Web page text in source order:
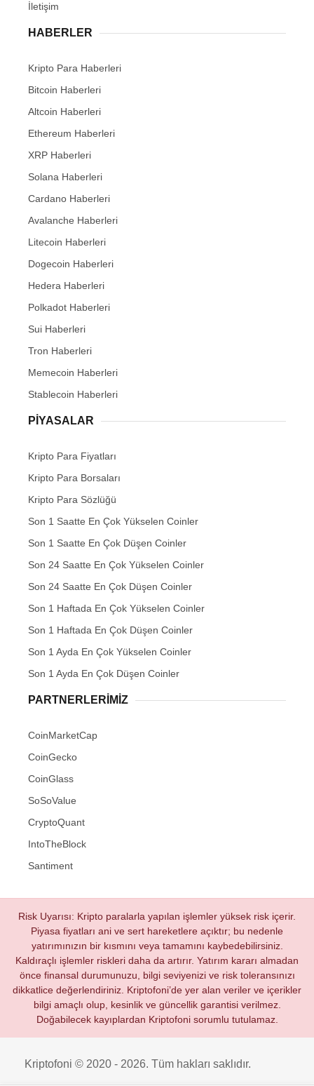
İletişim
HABERLER
Kripto Para Haberleri
Bitcoin Haberleri
Altcoin Haberleri
Ethereum Haberleri
XRP Haberleri
Solana Haberleri
Cardano Haberleri
Avalanche Haberleri
Litecoin Haberleri
Dogecoin Haberleri
Hedera Haberleri
Polkadot Haberleri
Sui Haberleri
Tron Haberleri
Memecoin Haberleri
Stablecoin Haberleri
PIYASALAR
Kripto Para Fiyatları
Kripto Para Borsaları
Kripto Para Sözlüğü
Son 1 Saatte En Çok Yükselen Coinler
Son 1 Saatte En Çok Düşen Coinler
Son 24 Saatte En Çok Yükselen Coinler
Son 24 Saatte En Çok Düşen Coinler
Son 1 Haftada En Çok Yükselen Coinler
Son 1 Haftada En Çok Düşen Coinler
Son 1 Ayda En Çok Yükselen Coinler
Son 1 Ayda En Çok Düşen Coinler
PARTNERLERIMIZ
CoinMarketCap
CoinGecko
CoinGlass
SoSoValue
CryptoQuant
IntoTheBlock
Santiment
Risk Uyarısı: Kripto paralarla yapılan işlemler yüksek risk içerir.
Piyasa fiyatları ani ve sert hareketlere açıktır; bu nedenle
yatırımınızın bir kısmını veya tamamını kaybedebilirsiniz.
Kaldıraçlı işlemler riskleri daha da artırır. Yatırım kararı almadan
önce finansal durumunuzu, bilgi seviyenizi ve risk toleransınızı
dikkatlice değerlendiriniz. Kriptofoni’de yer alan veriler ve içerikler
bilgi amaçlı olup, kesinlik ve güncellik garantisi verilmez.
Doğabilecek kayıplardan Kriptofoni sorumlu tutulamaz.
Kriptofoni © 2020 - 2026. Tüm hakları saklıdır.